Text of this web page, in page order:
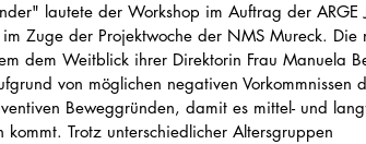
lautete der Workshop im Auftrag der ARGE
Zuge der Projektwoche der NMS Mureck. Die
dem Weitblick ihrer Direktorin Frau Manuela
von möglichen negativen Vorkommnissen
Beweggründen, damit es mittel- und
kommt. Trotz unterschiedlicher Altersgruppen